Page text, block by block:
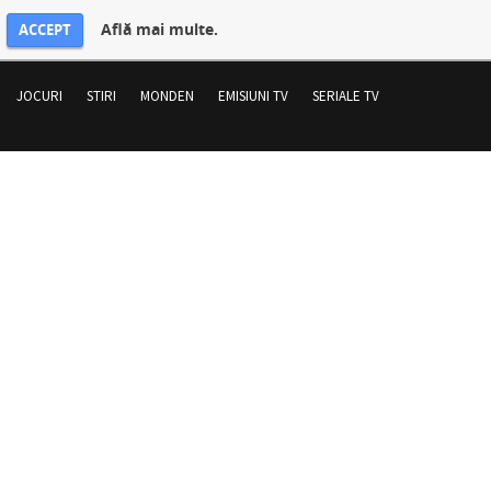
ACCEPT Află mai multe.
JOCURI STIRI MONDEN EMISIUNI TV SERIALE TV